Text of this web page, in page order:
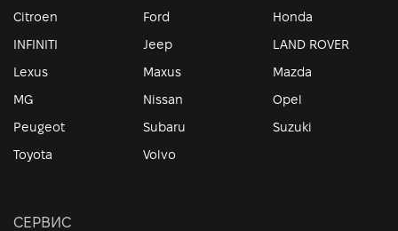
Citroen Ford
Honda
INFINITI
Jeep
LAND ROVER
Lexus
Maxus
Mazda
MG
Nissan
Opel
Peugeot
Subaru
Suzuki
Toyota
Volvo
СЕРВИС